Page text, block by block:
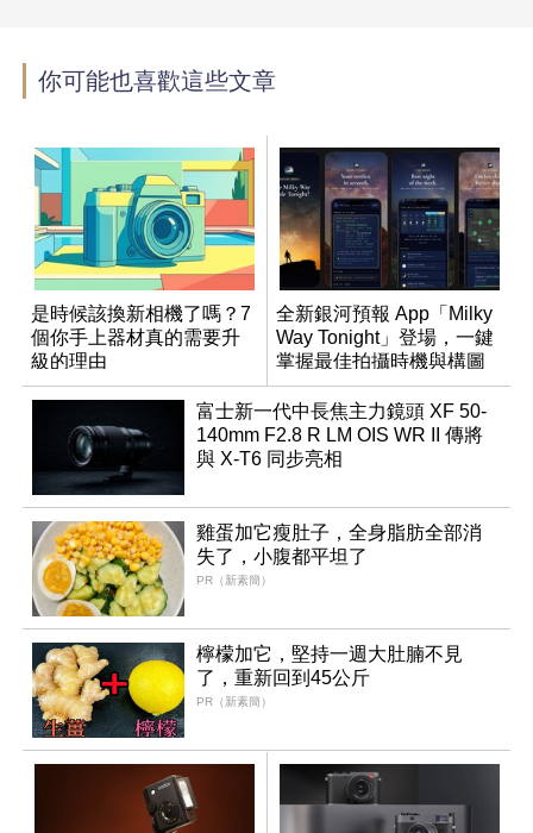
你可能也喜歡這些文章
是時候該換新相機了嗎？7
個你手上器材真的需要升
級的理由
全新銀河預報 App「Milky
Way Tonight」登場，一鍵
掌握最佳拍攝時機與構圖
富士新一代中長焦主力鏡頭 XF 50-
140mm F2.8 R LM OIS WR II 傳將
與 X-T6 同步亮相
雞蛋加它瘦肚子，全身脂肪全部消
失了，小腹都平坦了
PR（新素簡）
檸檬加它，堅持一週大肚腩不見
了，重新回到45公斤
PR（新素簡）